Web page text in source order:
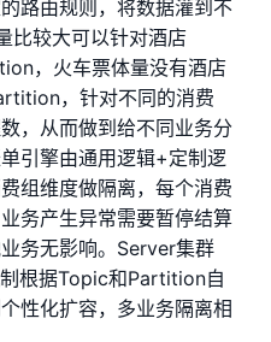
路由规则，将数据灌到不
比较大可以针对酒店
，火车票体量没有酒店
，针对不同的消费
，从而做到给不同业务分
引擎由通用逻辑+定制逻
组维度做隔离，每个消费
务产生异常需要暂停结算
务无影响。Server集群
根据Topic和Partition自
性化扩容，多业务隔离相